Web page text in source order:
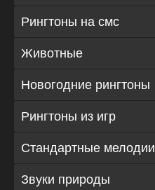
Рингтоны на смс
Животные
Новогодние рингтоны
Рингтоны из игр
Стандартные мелодии
Звуки природы